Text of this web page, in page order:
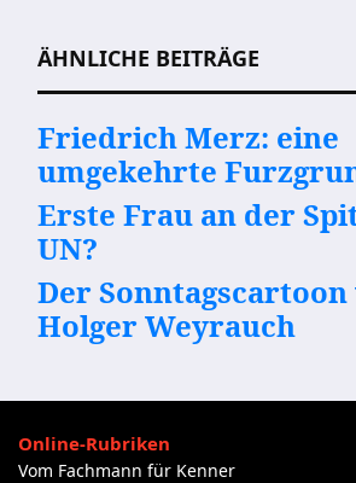
ÄHNLICHE BEITRÄGE
Friedrich Merz: eine
umgekehrte
Erste Frau an der
UN?
Der
Holger Weyrauch
Online-Rubriken
Vom Fachmann für Kenner